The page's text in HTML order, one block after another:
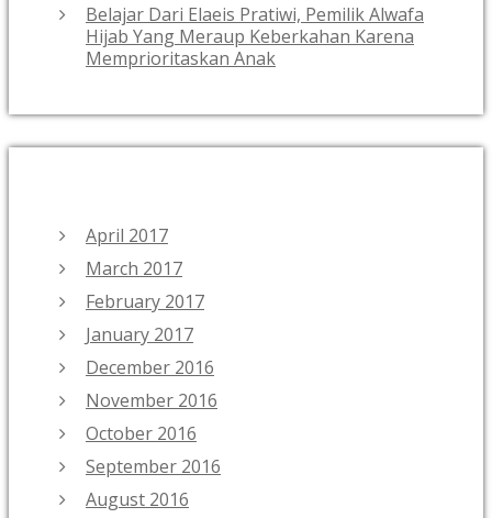
Belajar Dari Elaeis Pratiwi, Pemilik Alwafa
Hijab Yang Meraup Keberkahan Karena
Memprioritaskan Anak
April 2017
March 2017
February 2017
January 2017
December 2016
November 2016
October 2016
September 2016
August 2016